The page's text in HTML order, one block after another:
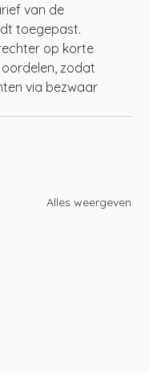
van de
toegepast.
op korte
zodat
via bezwaar
Alles weergeven